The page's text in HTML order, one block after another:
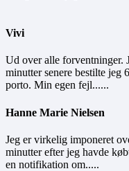
Vivi
Ud over alle forventninger.
minutter senere bestilte jeg
porto. Min egen fejl......
Hanne Marie Nielsen
Jeg er virkelig imponeret
minutter efter jeg havde
en notifikation om.....